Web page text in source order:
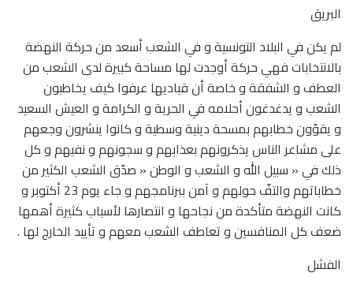
البريق
لم يكن في البلاد التونسية و في الشعب أسعد من حركة النهضة
بالانتخابات فهي حركة أوجدت لها مساحة كبيرة لدى الشعب من
العطف و الشفقة و خاصة أن قياديها عرفوا كيف يخاطبون
الشعب و يدغدغون أحلامه في الحرية و الكرامة و العيش السعيد
و يقوّون خطابهم بمسحة دينية وسطية و كانوا ينشرون وجعهم
على مشاعر الناس يذكرونهم بعذابهم و سجونهم و نفيهم و كل
ذلك في « سبيل الله و الشعب و الوطن « صدّق الشعب الكثير من
خطاباتهم والتفّ حولهم و آمن ببرنامجهم و جاء يوم 23 أكتوبر و
كانت النهضة متأكدة من نجاحها و انتصارها لأسباب كثيرة أهمها
ضعف كل المنافسين و تعاطف الشعب معهم و تأييد الخارج لها .
الفشل